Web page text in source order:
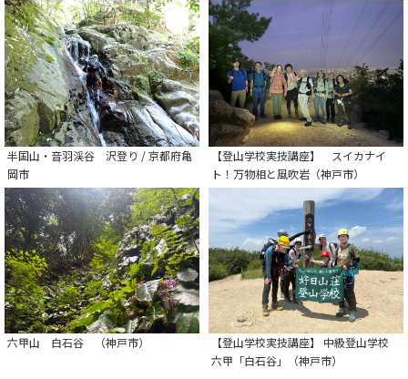
半国山・音羽渓谷 沢登り / 京都府亀
岡市
【登山学校実技講座】 スイカナイ
ト！万物相と風吹岩（神戸市）
六甲山 白石谷 （神戸市）
【登山学校実技講座】 中級登山学校
六甲「白石谷」（神戸市）